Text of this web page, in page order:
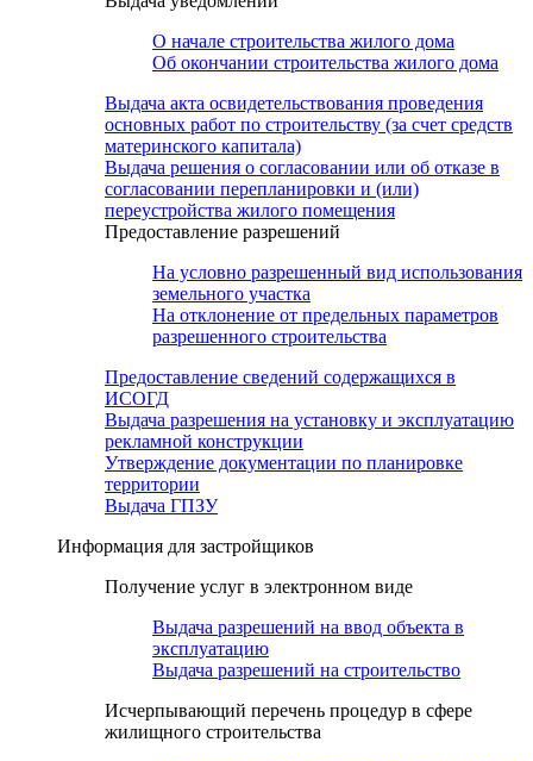
О начале строительства жилого дома
Об окончании строительства жилого дома
Выдача акта освидетельствования проведения
основных работ по строительству (за счет средств
материнского капитала)
Выдача решения о согласовании или об отказе в
согласовании перепланировки и (или)
переустройства жилого помещения
Предоставление разрешений
На условно разрешенный вид использования
земельного участка
На отклонение от предельных параметров
разрешенного строительства
Предоставление сведений содержащихся в
ИСОГД
Выдача разрешения на установку и эксплуатацию
рекламной конструкции
Утверждение документации по планировке
территории
Выдача ГПЗУ
Информация для застройщиков
Получение услуг в электронном виде
Выдача разрешений на ввод объекта в
эксплуатацию
Выдача разрешений на строительство
Исчерпывающий перечень процедур в сфере
жилищного строительства